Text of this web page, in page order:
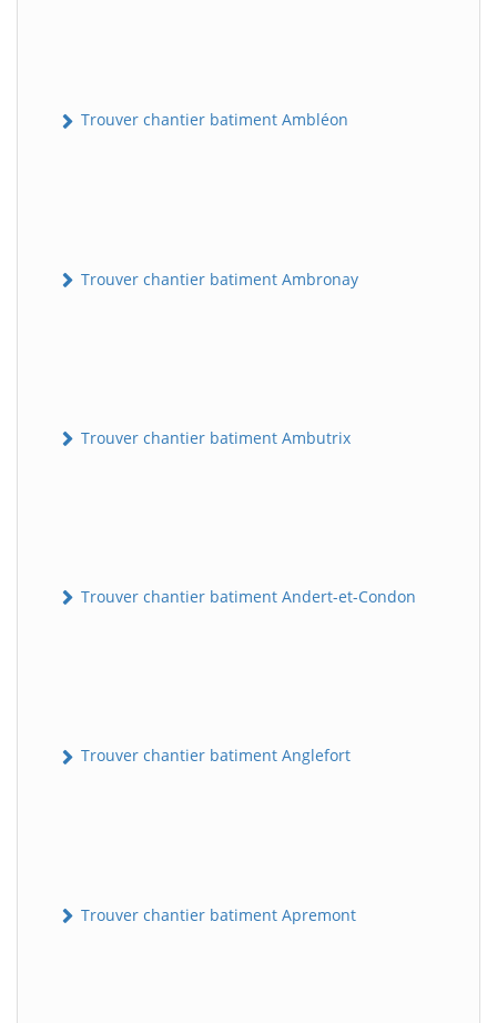
Trouver chantier batiment Ambléon
Trouver chantier batiment Ambronay
Trouver chantier batiment Ambutrix
Trouver chantier batiment Andert-et-Condon
Trouver chantier batiment Anglefort
Trouver chantier batiment Apremont